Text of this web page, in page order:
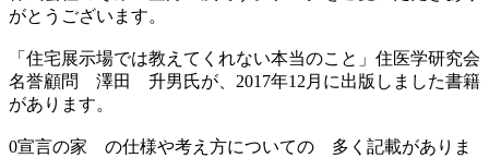
がとうございます。
「住宅展示場では教えてくれない本当のこと」住医学研究会
名誉顧問 澤田 升男氏が、2017年12月に出版しました書籍
があります。
0宣言の家 の仕様や考え方についての 多く記載がありま